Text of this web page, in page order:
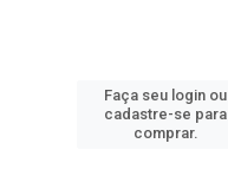
Faça seu login ou
cadastre-se para
comprar.